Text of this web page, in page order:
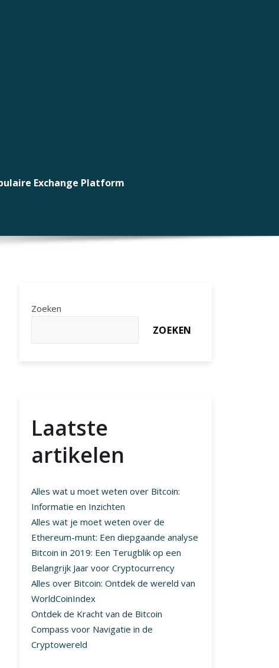
Exchange Platform
Zoeken
ZOEKEN
Laatste
artikelen
Alles wat u moet weten over Bitcoin:
Informatie en Inzichten
Alles wat je moet weten over de
Ethereum-munt: Een diepgaande analyse
Bitcoin in 2019: Een Terugblik op een
Belangrijk Jaar voor Cryptocurrency
Alles over Bitcoin: Ontdek de wereld van
WorldCoinIndex
Ontdek de Kracht van de Bitcoin
Compass voor Navigatie in de
Cryptowereld